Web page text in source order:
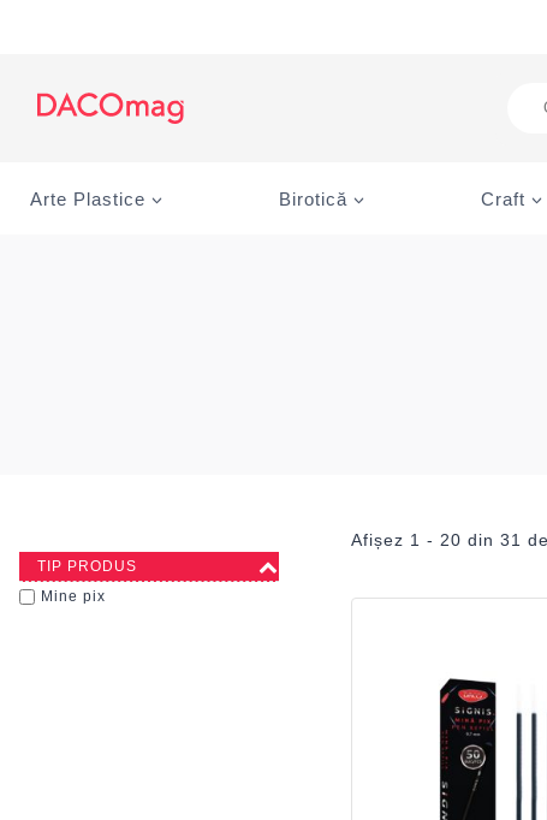
Arte Plastice Birotică Craft
Afișez 1 - 20 din 31
TIP PRODUS
Mine pix